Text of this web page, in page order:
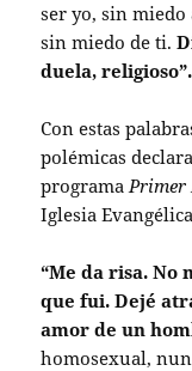
ser yo, sin
sin miedo de ti.
duela, religioso”.
Con estas
polémicas
programa
Iglesia
“Me da risa. No
que fui. Dejé
amor de un
homosexual,